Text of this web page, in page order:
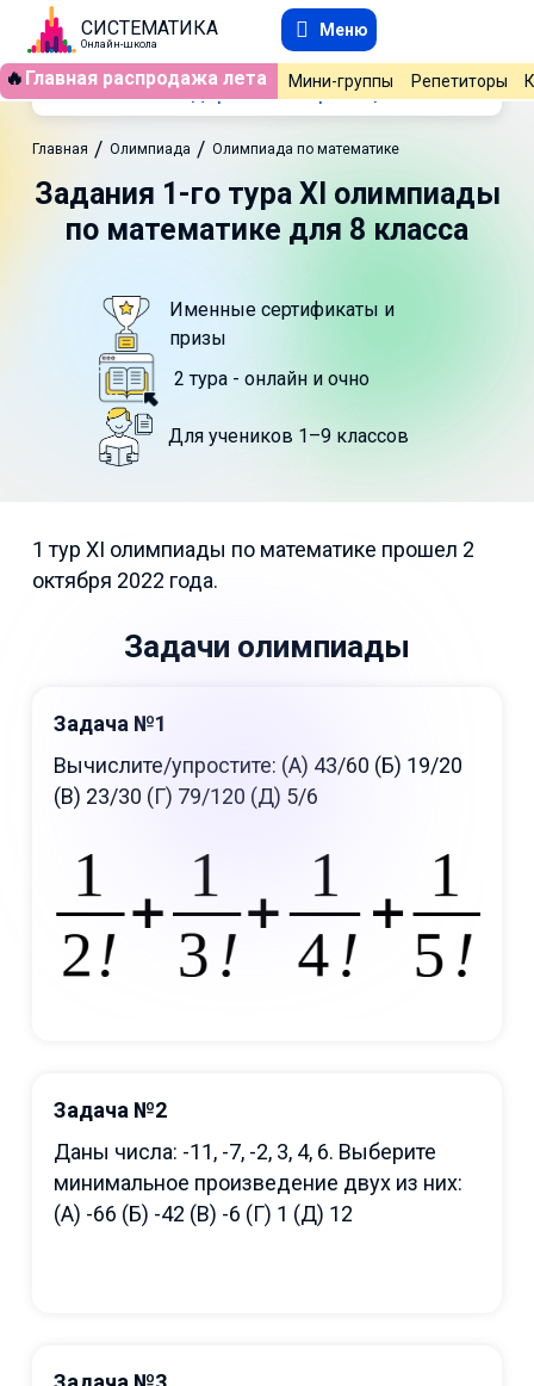
СИСТЕМАТИКА
Онлайн-школа
Меню
🔥 Главная распродажа лета Мини-группы Репетиторы
Главная / Олимпиада / Олимпиада по математике
Задания 1-го тура XI олимпиады
по математике для 8 класса
Именные сертификаты и
призы
2 тура - онлайн и очно
Для учеников 1–9 классов
Содержание страницы
1 тур XI олимпиады по математике прошел 2
октября 2022 года.
Задачи олимпиады
Задача №1
Вычислите/упростите: (A) 43/60 (Б) 19/20
(В) 23/30 (Г) 79/120 (Д) 5/6
Задача №2
Даны числа: -11, -7, -2, 3, 4, 6. Выберите
минимальное произведение двух из них:
(A) -66 (Б) -42 (В) -6 (Г) 1 (Д) 12